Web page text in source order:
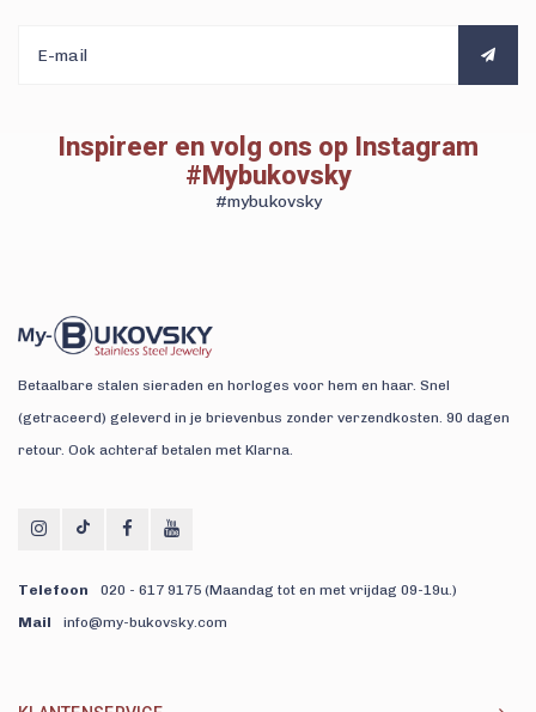
Inspireer en volg ons op Instagram
#Mybukovsky
#mybukovsky
Betaalbare stalen sieraden en horloges voor hem en haar. Snel
(getraceerd) geleverd in je brievenbus zonder verzendkosten. 90 dagen
retour. Ook achteraf betalen met Klarna.
Telefoon
020 - 617 9175 (Maandag tot en met vrijdag 09-19u.)
Mail
info@my-bukovsky.com